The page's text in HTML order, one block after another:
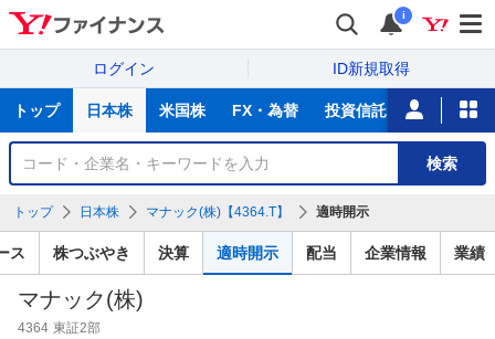
i
ログイン ID新規取得
サ
トップ 日本株 米国株 FX・為替 投資信託 ニュース
銘
検
索
検索
トップ 日本株 マナック(株)【4364.T】 適時開示
ス 株つぶやき 決算 適時開示 配当 企業情報 業績
マナック(株)
4364 東証2部